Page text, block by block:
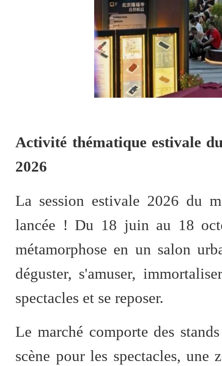
Activité thématique estivale
2026
La session estivale 2026 du
lancée ! Du 18 juin au 18
métamorphose en un salon
déguster, s'amuser,
spectacles et se reposer.
Le marché comporte des
scène pour les spectacles, une